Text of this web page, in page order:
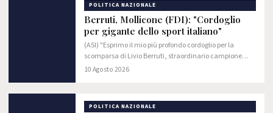
POLITICA NAZIONALE
Berruti, Mollicone (FDI): "Cordoglio
per gigante dello sport italiano"
(ASI) "Esprimo il mio più profondo cordoglio per la
scomparsa di Livio Berruti, straordinario campione
olimpico a Roma 1960 e icona intramontabile
10 Agosto 2026
POLITICA NAZIONALE